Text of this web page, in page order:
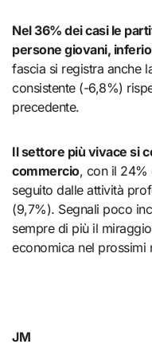
Nel 36% dei casi le
persone giovani,
fascia si registra anche
consistente (-6,8%)
precedente.
Il settore più vivace si
commercio, con il 24%
seguito dalle attività
(9,7%). Segnali poco
sempre di più il
economica nel prossimi
JM